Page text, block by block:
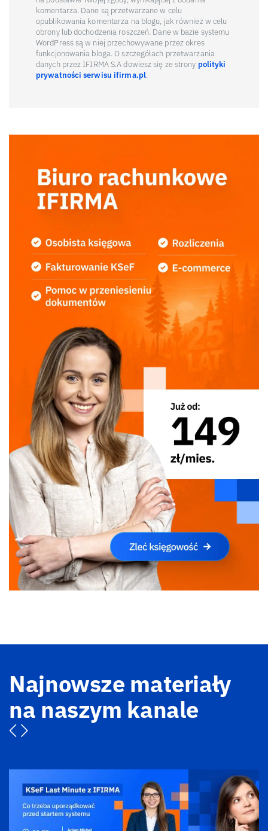
komentarza. Dane są przetwarzane w celu
opublikowania komentarza na blogu, jak również w celu
obrony lub dochodzenia roszczeń. Dane w bazie systemu
WordPress są w niej przechowywane przez okres
funkcjonowania bloga. O szczegółach przetwarzania
danych przez IFIRMA S.A dowiesz się ze strony polityki
prywatności serwisu ifirma.pl.
Najnowsze materiały
na naszym kanale